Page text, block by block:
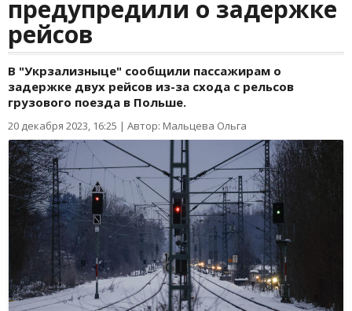
предупредили о задержке
рейсов
В "Укрзализныце" сообщили пассажирам о
задержке двух рейсов из-за схода с рельсов
грузового поезда в Польше.
20 декабря 2023, 16:25 | Автор: Мальцева Ольга